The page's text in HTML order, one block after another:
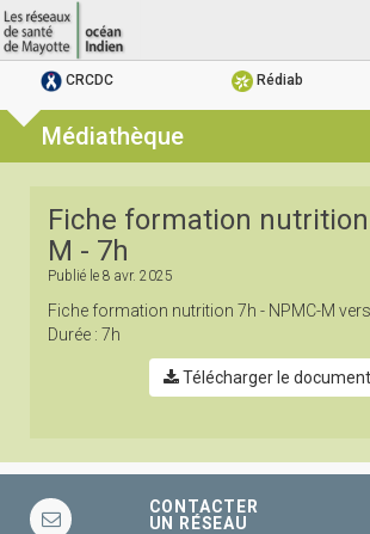
CRCDC Rédiab
Médiathèque
Fiche formation nutrition
M - 7h
Publié le 8 avr. 2025
Fiche formation nutrition 7h - NPMC-M
Durée : 7h
Télécharger le document
CONTACTER
UN RÉSEAU